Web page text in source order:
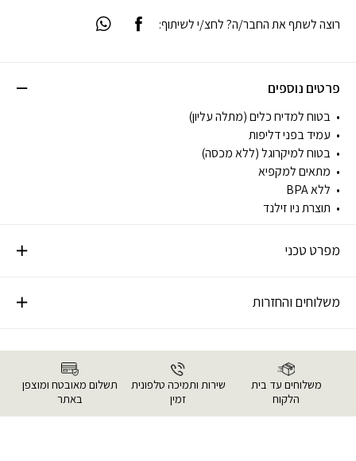
פרטים נוספים
בטוח למדיח כלים (מתלה עליון)
עמיד בפני דליפות
בטוח למיקרוגל (ללא מכסה)
מתאים למקפיא
ללא BPA
תוצרת ניו זילנד
מפרט טכני
משלוחים והחזרות
משלוחים עד בית
הלקוח
שירות ותמיכה טלפונית
זמין
תשלום מאובטח ומוצפן
באתר
רוצה לשתף את החבר/ה? לחצ/י לשיתוף: